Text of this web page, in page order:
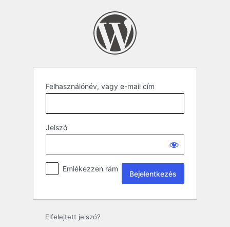
Felhasználónév, vagy e-mail cím
Jelszó
Emlékezzen rám
Elfelejtett jelszó?